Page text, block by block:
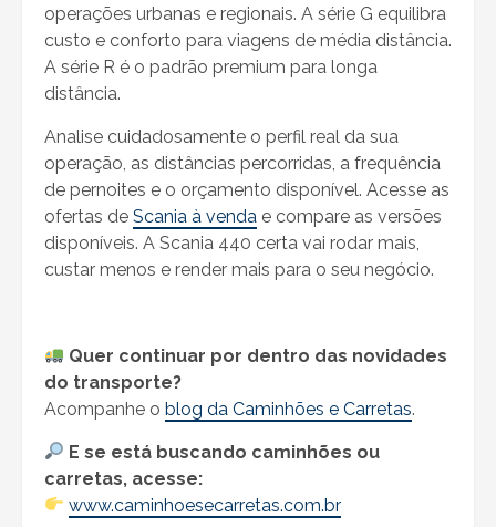
operações urbanas e regionais. A série G equilibra
custo e conforto para viagens de média distância.
A série R é o padrão premium para longa
distância.
Analise cuidadosamente o perfil real da sua
operação, as distâncias percorridas, a frequência
de pernoites e o orçamento disponível. Acesse as
ofertas de Scania à venda e compare as versões
disponíveis. A Scania 440 certa vai rodar mais,
custar menos e render mais para o seu negócio.
Quer continuar por dentro das novidades
do transporte?
Acompanhe o blog da Caminhões e Carretas.
E se está buscando caminhões ou
carretas, acesse:
www.caminhoesecarretas.com.br